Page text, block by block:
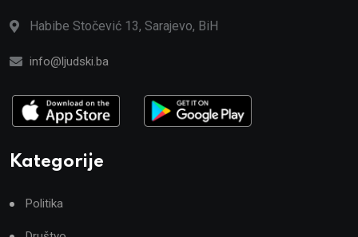
Habibe Stočević 13, Sarajevo, BiH
info@ljudski.ba
Kategorije
Politika